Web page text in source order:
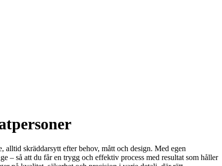
skräddarsytt efter behov, mått och design. Med egen
– så att du får en trygg och effektiv process med resultat som håller